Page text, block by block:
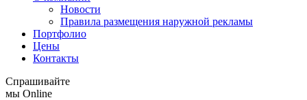
Новости
Правила размещения наружной рекламы
Портфолио
Цены
Контакты
Спрашивайте
мы Online